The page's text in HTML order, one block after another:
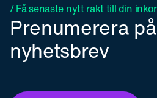
/ Få senaste nytt rakt till din
Prenumerera
nyhetsbrev